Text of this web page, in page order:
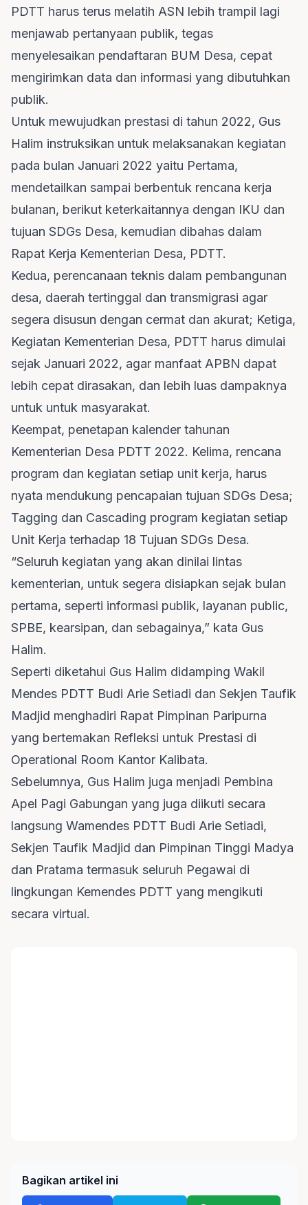
PDTT harus terus melatih ASN lebih trampil lagi
menjawab pertanyaan publik, tegas
menyelesaikan pendaftaran BUM Desa, cepat
mengirimkan data dan informasi yang dibutuhkan
publik.
Untuk mewujudkan prestasi di tahun 2022, Gus
Halim instruksikan untuk melaksanakan kegiatan
pada bulan Januari 2022 yaitu Pertama,
mendetailkan sampai berbentuk rencana kerja
bulanan, berikut keterkaitannya dengan IKU dan
tujuan SDGs Desa, kemudian dibahas dalam
Rapat Kerja Kementerian Desa, PDTT.
Kedua, perencanaan teknis dalam pembangunan
desa, daerah tertinggal dan transmigrasi agar
segera disusun dengan cermat dan akurat; Ketiga,
Kegiatan Kementerian Desa, PDTT harus dimulai
sejak Januari 2022, agar manfaat APBN dapat
lebih cepat dirasakan, dan lebih luas dampaknya
untuk untuk masyarakat.
Keempat, penetapan kalender tahunan
Kementerian Desa PDTT 2022. Kelima, rencana
program dan kegiatan setiap unit kerja, harus
nyata mendukung pencapaian tujuan SDGs Desa;
Tagging dan Cascading program kegiatan setiap
Unit Kerja terhadap 18 Tujuan SDGs Desa.
“Seluruh kegiatan yang akan dinilai lintas
kementerian, untuk segera disiapkan sejak bulan
pertama, seperti informasi publik, layanan public,
SPBE, kearsipan, dan sebagainya,” kata Gus
Halim.
Seperti diketahui Gus Halim didamping Wakil
Mendes PDTT Budi Arie Setiadi dan Sekjen Taufik
Madjid menghadiri Rapat Pimpinan Paripurna
yang bertemakan Refleksi untuk Prestasi di
Operational Room Kantor Kalibata.
Sebelumnya, Gus Halim juga menjadi Pembina
Apel Pagi Gabungan yang juga diikuti secara
langsung Wamendes PDTT Budi Arie Setiadi,
Sekjen Taufik Madjid dan Pimpinan Tinggi Madya
dan Pratama termasuk seluruh Pegawai di
lingkungan Kemendes PDTT yang mengikuti
secara virtual.
Bagikan artikel ini